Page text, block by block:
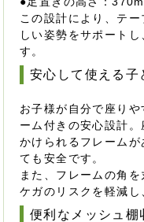
この設計により、テ
しい姿勢をサポート
す。
安心して使える子
お子様が自分で座り
ーム付きの安心設計
かけられるフレームが
ても安全です。
また、フレームの角
ケガのリスクを軽減し
便利なメッシュ棚